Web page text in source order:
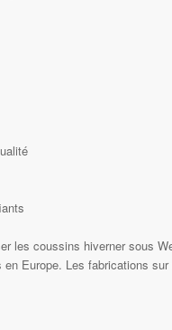
les coussins hiverner sous
Europe. Les fabrications